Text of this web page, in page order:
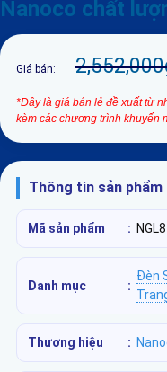
Nanoco chất
Giá bán: 2,552,000
*Đây là giá bán lẻ đề xuất từ
kèm các chương trình khuyến
Thông tin sản phẩm
Mã sản phẩm :
Danh mục :
Đèn
Thương hiệu :